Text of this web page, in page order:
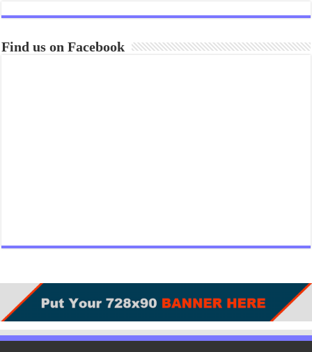
Find us on Facebook